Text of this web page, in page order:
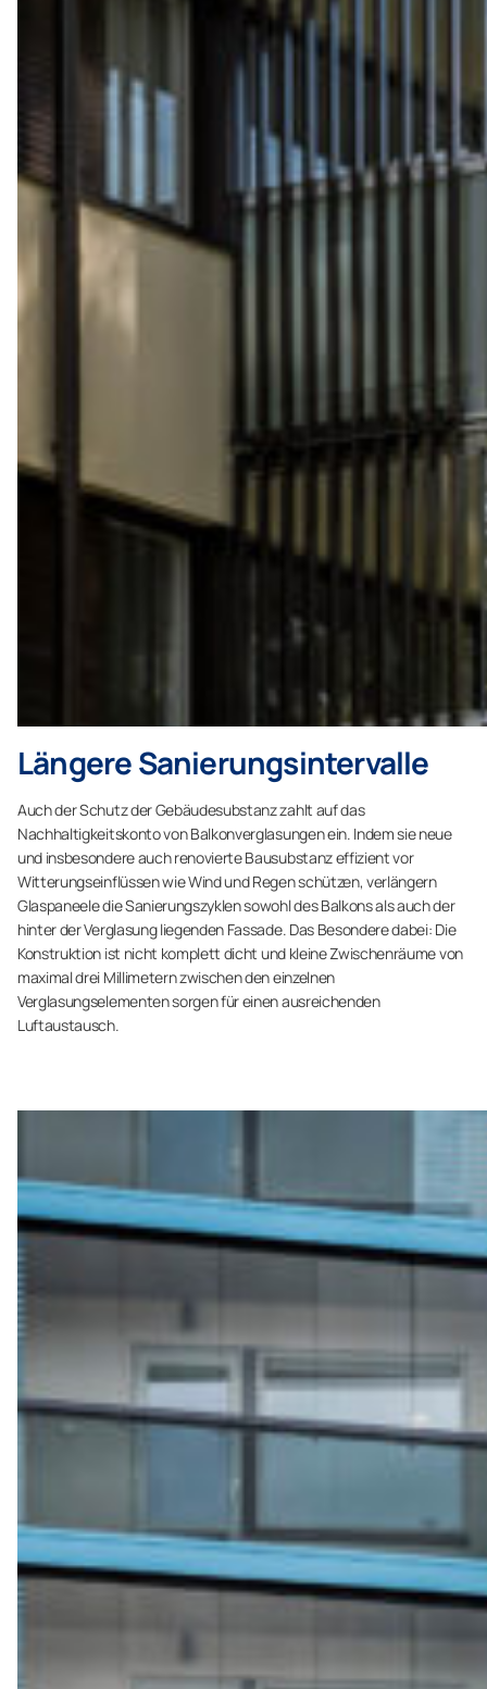
Längere Sanierungsintervalle
Auch der Schutz der Gebäudesubstanz zahlt auf das
Nachhaltigkeitskonto von Balkonverglasungen ein. Indem sie neue
und insbesondere auch renovierte Bausubstanz effizient vor
Witterungseinflüssen wie Wind und Regen schützen, verlängern
Glaspaneele die Sanierungszyklen sowohl des Balkons als auch der
hinter der Verglasung liegenden Fassade. Das Besondere dabei: Die
Konstruktion ist nicht komplett dicht und kleine Zwischenräume von
maximal drei Millimetern zwischen den einzelnen
Verglasungselementen sorgen für einen ausreichenden
Luftaustausch.